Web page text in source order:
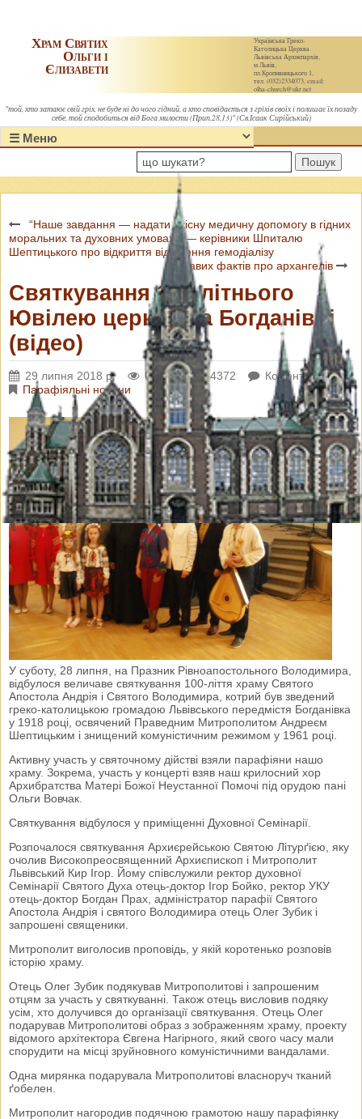
Українська Греко-
Католицька Церква.
Львівська Архиєпархія,
м.Львів,
пл.Кропивницького 1,
тел. (032)2334073, email:
olha-church@ukr.net
Храм Святих
Ольги і
Єлизавети
"той, хто затаює свій гріх, не буде ні до чого гідний, а хто сповідається з гріхів своїх і полишає їх позаду
себе, той сподобиться від Бога милости (Прип.28,13)" (Св.Ісаак Сирійський)
Пошук
“Наше завдання — надати якісну медичну допомогу в гідних
моральних та духовних умовах”, — керівники Шпиталю
Шептицького про відкриття відділення гемодіалізу
5 цікавих фактів про архангелів
Святкування 100-літнього
Ювілею церкви на Богданівці
(відео)
29 липня 2018 р. Переглядів: 4372
Коментарі: 0
Парафіяльні новини
У суботу, 28 липня, на Празник Рівноапостольного Володимира,
відбулося величаве святкування 100-ліття храму Святого
Апостола Андрія і Святого Володимира, котрий був зведений
греко-католицькою громадою Львівського передмістя Богданівка
у 1918 році, освячений Праведним Митрополитом Андреєм
Шептицьким і знищений комуністичним режимом у 1961 році.
Активну участь у святочному дійстві взяли парафіяни нашо
храму. Зокрема, участь у концерті взяв наш крилосний хор
Архибратства Матері Божої Неустанної Помочі під орудою пані
Ольги Вовчак.
Святкування відбулося у приміщенні Духовної Семінарії.
Розпочалося святкування Архиєрейською Святою Літурґією, яку
очолив Високопреосвященний Архиєпископ і Митрополит
Львівський Кир Ігор. Йому співслужили ректор духовної
Семінарії Святого Духа отець-доктор Ігор Бойко, ректор УКУ
отець-доктор Богдан Прах, адміністратор парафії Святого
Апостола Андрія і святого Володимира отець Олег Зубик і
запрошені священики.
Митрополит виголосив проповідь, у якій коротенько розповів
історію храму.
Отець Олег Зубик подякував Митрополитові і запрошеним
отцям за участь у святкуванні. Також отець висловив подяку
усім, хто долучився до організації святкування. Отець Олег
подарував Митрополитові образ з зображенням храму, проекту
відомого архітектора Євгена Нагірного, який свого часу мали
спорудити на місці зруйновного комуністичними вандалами.
Одна мирянка подарувала Митрополитові власноруч тканий
ґобелен.
Митрополит нагородив подячною грамотою нашу парафіянку